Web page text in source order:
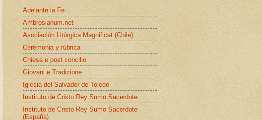
Adelante la Fe
Ambrosianum.net
Asociación Litúrgica Magnificat (Chile)
Ceremonia y rúbrica
Chiesa e post concilio
Giovani e Tradizione
Iglesia del Salvador de Toledo
Instituto de Cristo Rey Sumo Sacerdote
Instituto de Cristo Rey Sumo Sacerdote
(España)